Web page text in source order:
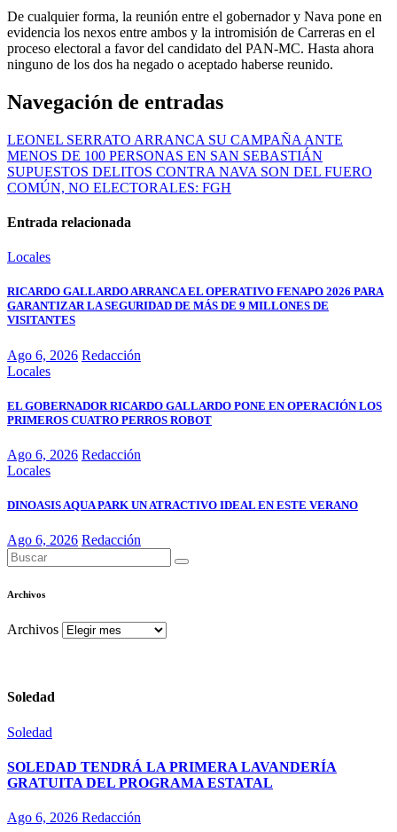
De cualquier forma, la reunión entre el gobernador y Nava pone en
evidencia los nexos entre ambos y la intromisión de Carreras en el
proceso electoral a favor del candidato del PAN-MC. Hasta ahora
ninguno de los dos ha negado o aceptado haberse reunido.
Navegación de entradas
LEONEL SERRATO ARRANCA SU CAMPAÑA ANTE
MENOS DE 100 PERSONAS EN SAN SEBASTIÁN
SUPUESTOS DELITOS CONTRA NAVA SON DEL FUERO
COMÚN, NO ELECTORALES: FGH
Entrada relacionada
Locales
RICARDO GALLARDO ARRANCA EL OPERATIVO FENAPO 2026 PARA
GARANTIZAR LA SEGURIDAD DE MÁS DE 9 MILLONES DE
VISITANTES
Ago 6, 2026 Redacción
Locales
EL GOBERNADOR RICARDO GALLARDO PONE EN OPERACIÓN LOS
PRIMEROS CUATRO PERROS ROBOT
Ago 6, 2026 Redacción
Locales
DINOASIS AQUA PARK UN ATRACTIVO IDEAL EN ESTE VERANO
Ago 6, 2026 Redacción
Archivos
Archivos
Soledad
Soledad
SOLEDAD TENDRÁ LA PRIMERA LAVANDERÍA
GRATUITA DEL PROGRAMA ESTATAL
Ago 6, 2026 Redacción